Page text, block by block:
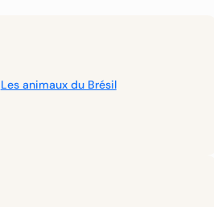
Les animaux du Brésil